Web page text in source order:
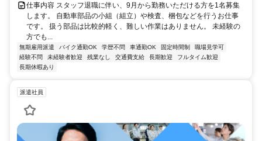
仕事内容 スタッフ退職に伴い、9月から勤務いただける方を1名募集
します。 自動車部品の小組（組立）や検査、梱包などを行うお仕事
です。 扱う部品は比較的軽く、難しい作業はありません。 未経験の
方でも...
無期雇用派遣 バイク通勤OK 学歴不問 車通勤OK 固定時間制
職場見学可
経験不問
未経験者歓迎 残業なし 交通費支給 長期歓迎
フルタイム歓迎
長期休暇あり
派遣社員